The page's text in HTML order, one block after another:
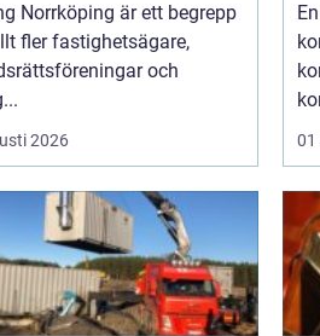
Norrköping är ett begrepp
fler fastighetsägare,
och
2026 01